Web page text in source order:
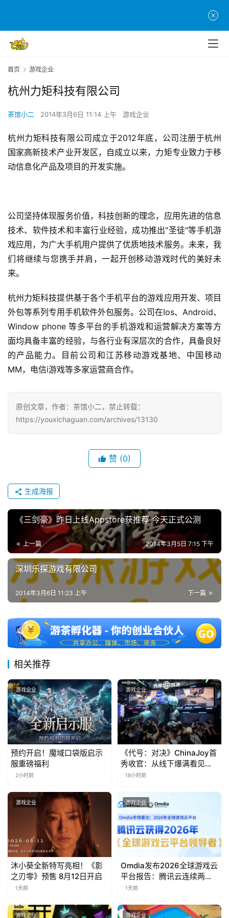
页
茶
原
游
业
界
手
游
戏
单
机
游
休
闲
0
5
三
届
金
茶
奖
7
月
3
0
日
游
茶
对
会
海
站
中
文
首页 游戏企业
杭州力矩科技有限公司
茶馆小二 2014年3月6日 11:14 上午 游戏企业
杭州力矩科技有限公司成立于2012年底，公司注册于杭州
国家高新技术产业开发区，自成立以来，力矩专业致力于移
动信息化产品及项目的开发实施。
公司坚持体现服务价值，科技创新的理念，应用先进的信息
技术、软件技术和丰富行业经验，成功推出"圣徒"等手机游
戏应用，为广大手机用户提供了优质地技术服务。未来，我
们将继续与您携手并肩，一起开创移动游戏时代的美好未
来。
杭州力矩科技提供基于各个手机平台的游戏应用开发、项目
外包等系列专用手机软件外包服务。公司在Ios、Android、
Window phone 等多平台的手机游戏和运营解决方案等方
面均具备丰富的经验，与各行业有深层次的合作，具备良好
的产品能力。目前公司和江苏移动游戏基地、中国移动
MM，电信i游戏等多家运营商合作。
原创文章，作者：茶馆小二，禁止转载：
https://youxichaguan.com/archives/13130
赞 (0)
生成海报
《三剑豪》昨日上线Appstore获推荐 今天正式公测
上一篇 2014年3月5日 7:15 下午
深圳乐探游戏有限公司
下一篇
2014年3月6日 11:23 上午
相关推荐
游戏企业
预约开启！魔域口袋版启示
服重磅福利
2小时前
游戏企业
《代号：对决》ChinaJoy首
秀收官：从线下爆满看见玩
家的真实期待
18小时前
游戏企业
沐小葵全新特写亮相！《影
之刃零》预售 8月12日开启
1天前
游戏企业
Omdia发布2026全球游戏云
平台报告：腾讯云连续两年
入选“领导者”象限
1天前
游戏企业 游戏企业